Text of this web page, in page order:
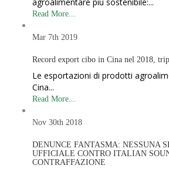
Read More...
Mar 7th 2019
Record export cibo in Cina nel 2018,
Le esportazioni di prodotti
Cina...
Read More...
Nov 30th 2018
DENUNCE FANTASMA: NESSUNA
UFFICIALE CONTRO ITALIAN
CONTRAFFAZIONE